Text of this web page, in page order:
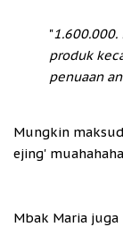
"
produk
penuaan
Mungkin
ejing'
Mbak Maria juga